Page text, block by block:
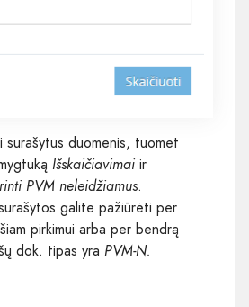
surašytus duomenis, tuomet
Išskaičiavimai ir
PVM neleidžiamus.
galite pažiūrėti per
pirkimui arba per bendrą
dok. tipas yra PVM-N.